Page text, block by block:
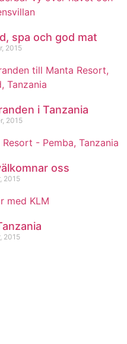
spa och god mat
2015
i Tanzania
2015
oss
2015
2015